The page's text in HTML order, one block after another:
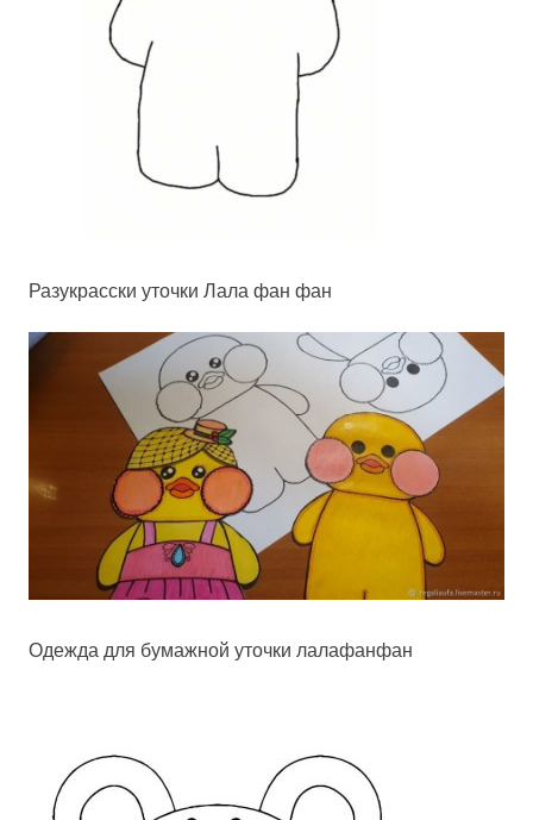
Разукрасски уточки Лала фан фан
Одежда для бумажной уточки лалафанфан